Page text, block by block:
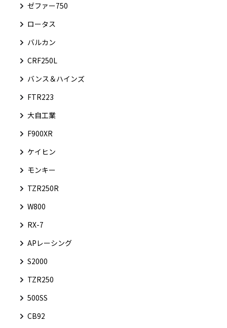
ゼファー750
ロータス
バルカン
CRF250L
バンス＆ハインズ
FTR223
大自工業
F900XR
ケイヒン
モンキー
TZR250R
W800
RX-7
APレーシング
S2000
TZR250
500SS
CB92